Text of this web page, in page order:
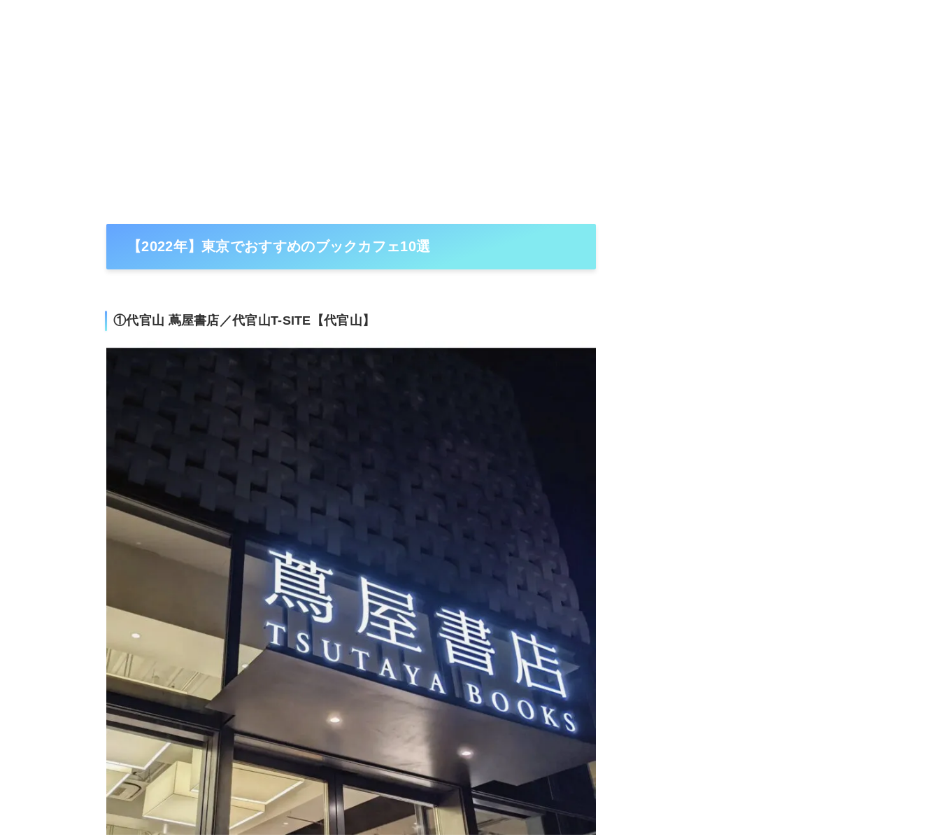
【2022年】東京でおすすめのブックカフェ10選
①代官山 蔦屋書店／代官山T-SITE【代官山】